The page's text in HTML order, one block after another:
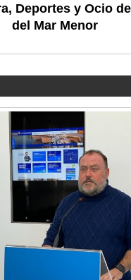
Deportes y Ocio
del Mar Menor